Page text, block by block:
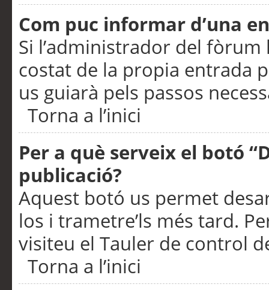
Com puc informar d’una
Si l’administrador del
costat de la propia entrada
us guiarà pels passos
Torna a l’inici
Per a què serveix el botó
publicació?
Aquest botó us permet
los i trametre’ls més tard.
visiteu el Tauler de control
Torna a l’inici